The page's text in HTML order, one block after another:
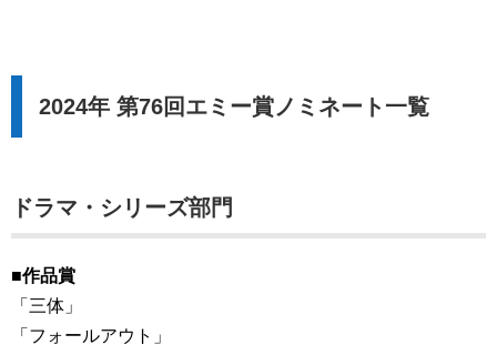
2024年 第76回エミー賞ノミネート一覧
ドラマ・シリーズ部門
■作品賞
「三体」
「フォールアウト」